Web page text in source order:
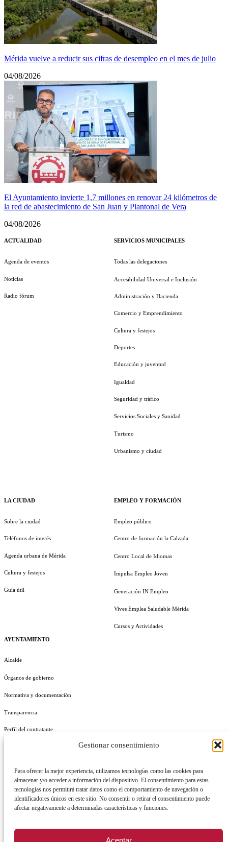
Gestionar consentimiento
Para ofrecer la mejor experiencia, utilizamos tecnologías como las cookies para
almacenar y/o acceder a información del dispositivo. El consentimiento para estas
tecnologías nos permitirá tratar datos como el comportamiento de navegación o
identificadores únicos en este sitio. No consentir o retirar el consentimiento puede
afectar negativamente a determinadas características y funciones.
Aceptar
Mérida vuelve a reducir sus cifras de desempleo en el mes de julio
04/08/2026
El Ayuntamiento invierte 1,7 millones en renovar 24 kilómetros de
la red de abastecimiento de San Juan y Plantonal de Vera
04/08/2026
ACTUALIDAD
Agenda de eventos
Noticias
Radio fórum
LA CIUDAD
Sobre la ciudad
Teléfonos de interés
Agenda urbana de Mérida
Cultura y festejos
Guía útil
AYUNTAMIENTO
Alcalde
Órganos de gobierno
Normativa y documentación
Transparencia
Perfil del contratante
SERVICIOS MUNICIPALES
Todas las delegaciones
Accesibilidad Universal e Inclusión
Administración y Hacienda
Comercio y Emprendimiento
Cultura y festejos
Deportes
Educación y juventud
Igualdad
Seguridad y tráfico
Servicios Sociales y Sanidad
Turismo
Urbanismo y ciudad
EMPLEO Y FORMACIÓN
Empleo público
Centro de formación la Calzada
Centro Local de Idiomas
Impulsa Empleo Joven
Generación IN Empleo
Vives Emplea Saludable Mérida
Cursos y Actividades